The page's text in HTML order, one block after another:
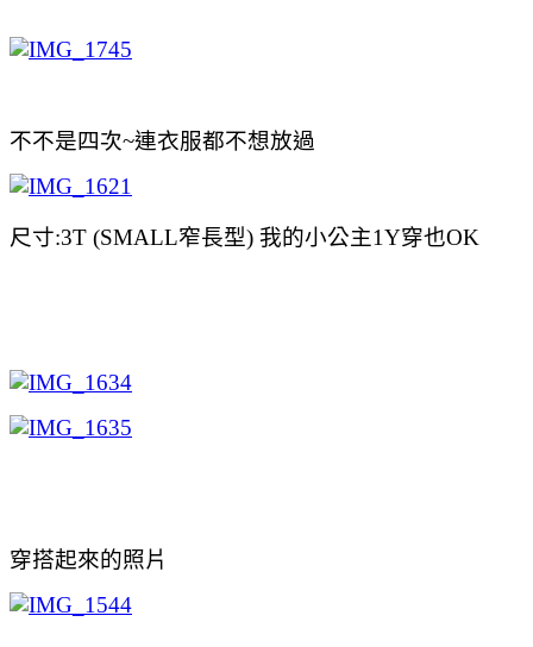
不不是四次~連衣服都不想放過
尺寸:3T (SMALL窄長型) 我的小公主1Y穿也OK
穿搭起來的照片